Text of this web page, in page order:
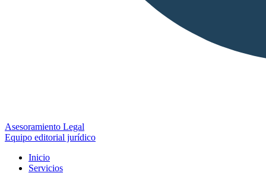
Asesoramiento Legal
Equipo editorial jurídico
Inicio
Servicios